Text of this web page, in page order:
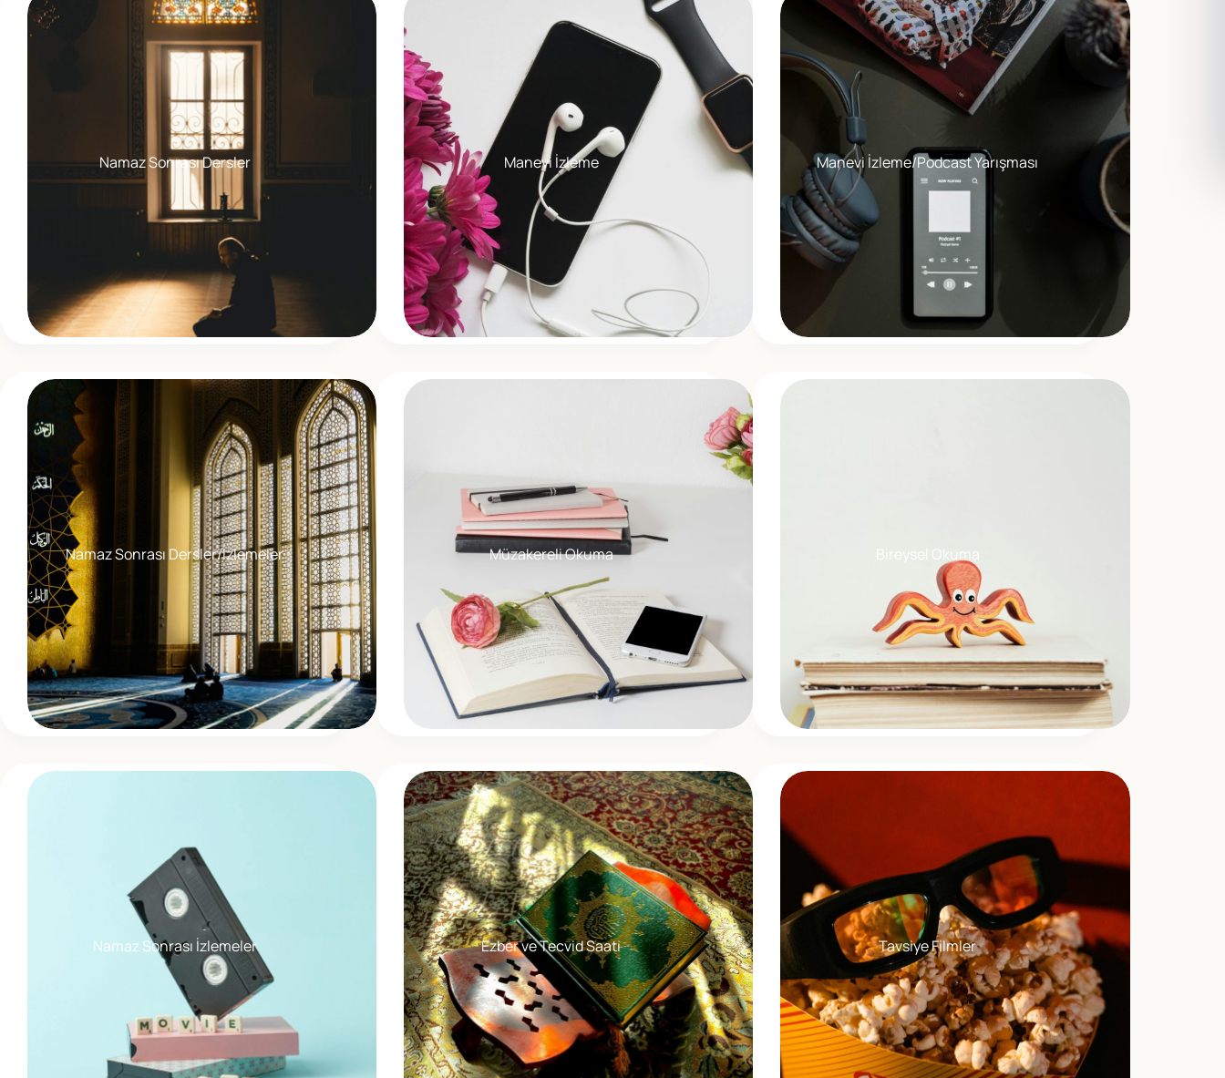
Namaz Sonrası Dersler Manevi İzleme Manevi İzleme/Podcast Yarışması
Namaz Sonrası Dersler/İzlemeler Müzakereli Okuma Bireysel Okuma
Namaz Sonrası İzlemeler Ezber ve Tecvid Saati Tavsiye Filmler